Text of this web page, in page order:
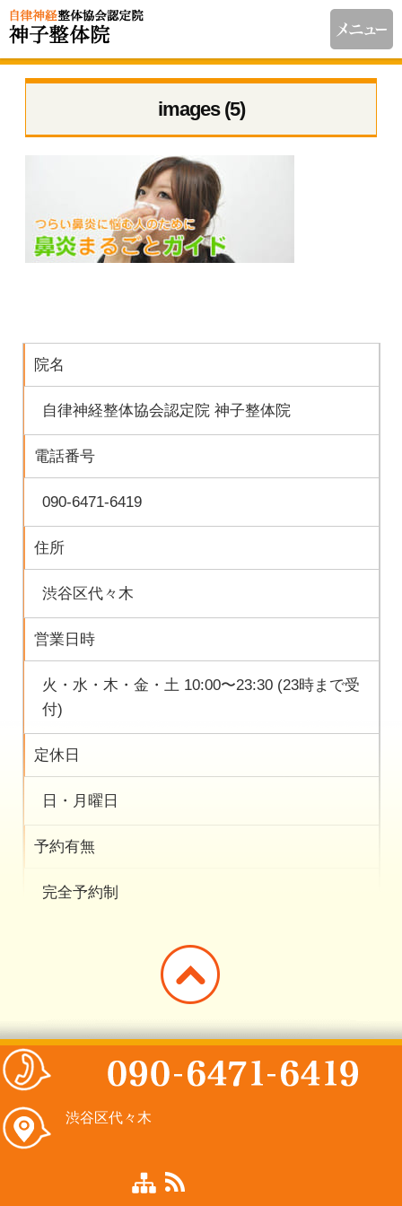
images (5)
院名
自律神経整体協会認定院 神子整体院
電話番号
090-6471-6419
住所
渋谷区代々木
営業日時
火・水・木・金・土 10:00〜23:30 (23時まで受
付)
定休日
日・月曜日
予約有無
完全予約制
渋谷区代々木